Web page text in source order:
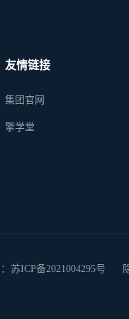
友情链接
集团官网
擎学堂
苏ICP备2021004295号